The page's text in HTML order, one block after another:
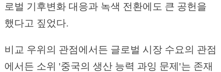
로벌 기후변화 대응과 녹색 전환에도 큰 공헌을
했다고 짚었다.
비교 우위의 관점에서든 글로벌 시장 수요의 관점
에서든 소위 '중국의 생산 능력 과잉 문제'는 존재